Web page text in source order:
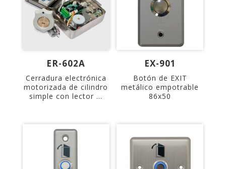
ER-602A
Cerradura electrónica
motorizada de cilindro
simple con lector ...
EX-901
Botón de EXIT
metálico empotrable
86x50